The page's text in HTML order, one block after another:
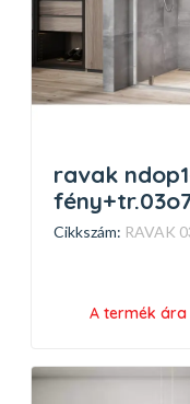
ravak
Cikkszám: RAVAK
A termék ára